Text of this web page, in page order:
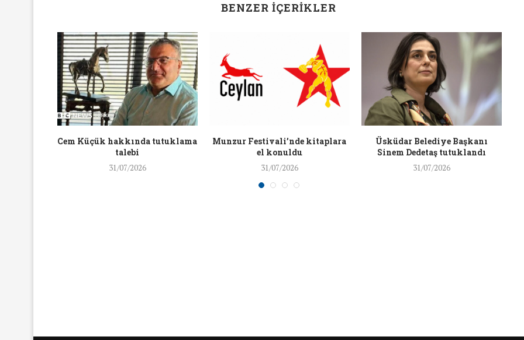
BENZER İÇERIKLER
Cem Küçük hakkında tutuklama
talebi
31/07/2026
Munzur Festivali’nde kitaplara
el konuldu
31/07/2026
Üsküdar Belediye Başkanı
Sinem Dedetaş tutuklandı
31/07/2026
Yaş Ayrımcılığı
Konuştuk
Mart Ayında Nefret Söylemi
Konuştuk
19/Mar/2018
Şubat Ayında Çatışma Çözümü
Konuştuk
26/Şub/2018